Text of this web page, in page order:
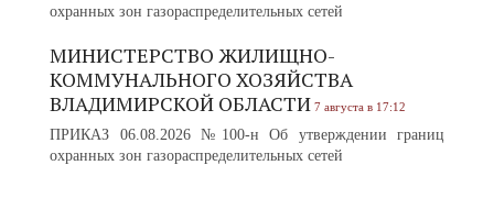
охранных зон газораспределительных сетей
МИНИСТЕРСТВО ЖИЛИЩНО-
КОММУНАЛЬНОГО ХОЗЯЙСТВА
ВЛАДИМИРСКОЙ ОБЛАСТИ 7 августа в 17:12
ПРИКАЗ 06.08.2026 №100-н Об утверждении границ
охранных зон газораспределительных сетей